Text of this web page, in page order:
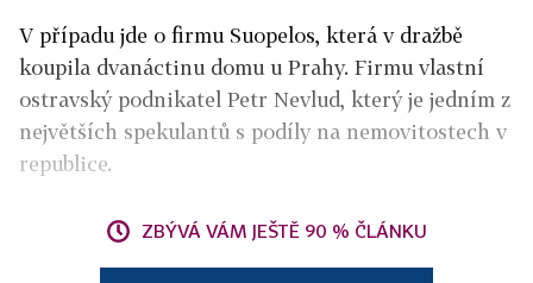
V případu jde o firmu Suopelos, která v dražbě
koupila dvanáctinu domu u Prahy. Firmu vlastní
ostravský podnikatel Petr Nevlud, který je jedním z
největších spekulantů s podíly na nemovitostech v
republice.
ZBÝVÁ VÁM JEŠTĚ 90 % ČLÁNKU